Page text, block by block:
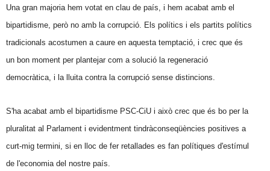
Una gran majoria hem votat en clau de país, i hem acabat amb el
bipartidisme, però no amb la corrupció. Els polítics i els partits polítics
tradicionals acostumen a caure en aquesta temptació, i crec que és
un bon moment per plantejar com a solució la regeneració
democràtica, i la lluita contra la corrupció sense distincions.
S'ha acabat amb el bipartidisme PSC-CiU i això crec que és bo per la
pluralitat al Parlament i evidentment tindràconseqüències positives a
curt-mig termini, si en lloc de fer retallades es fan polítiques d'estímul
de l'economia del nostre país.